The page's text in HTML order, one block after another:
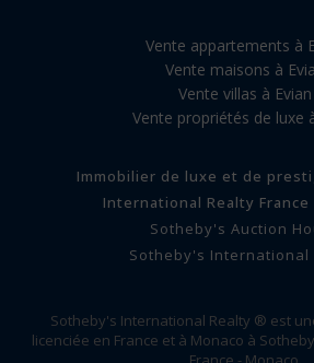
Vente appartements à
Vente maisons à
Vente villas à Evian
Vente propriétés de luxe
Immobilier de luxe et de
International Realty France
Sotheby's Auction
Sotheby's International
Sotheby's International Realty ® est
licenciée en France et à Monaco à